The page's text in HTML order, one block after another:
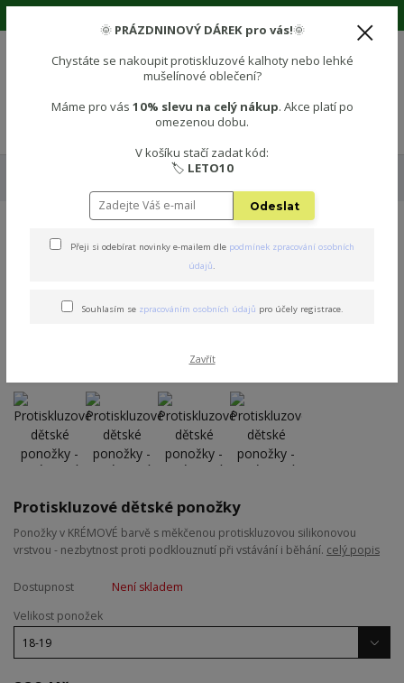
🧦 PROTISKLUZOVÉ PONOŽKY
Protiskluzové dětské ponožky -
Protiskluzové dětské
ponožky - KRÉMOVÁ
Protiskluzové dětské ponožky
Ponožky v KRÉMOVÉ barvě s měkčenou protiskluzovou silikonovou
vrstvou - nezbytnost proti podklouznutí při vstávání i běhání. celý popis
Dostupnost
Není skladem
Velikost ponožek
🌞 PRÁZDNINOVÝ DÁREK pro vás!🌞
Chystáte se nakoupit protiskluzové kalhoty nebo lehké
mušelínové oblečení?
Máme pro vás 10% slevu na celý nákup. Akce platí po
omezenou dobu.
V košíku stačí zadat kód:
🏷️ LETO10
Odeslat
Přeji si odebírat novinky e-mailem dle podmínek zpracování osobních
údajů.
Souhlasím se zpracováním osobních údajů pro účely registrace.
Zavřít